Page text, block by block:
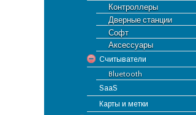
Контроллеры
Дверные станции
Софт
Аксессуары
Считыватели
Bluetooth
SaaS
Карты и метки